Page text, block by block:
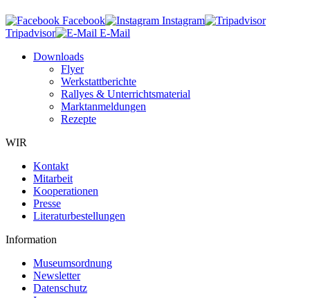
Facebook
Instagram
Tripadvisor
E-Mail
Downloads
Flyer
Werkstattberichte
Rallyes & Unterrichtsmaterial
Marktanmeldungen
Rezepte
WIR
Kontakt
Mitarbeit
Kooperationen
Presse
Literaturbestellungen
Information
Museumsordnung
Newsletter
Datenschutz